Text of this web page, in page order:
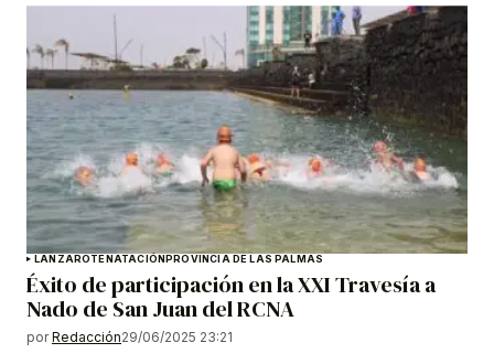
LANZAROTENATACIÓNPROVINCIA DE LAS PALMAS
Éxito de participación en la XXI Travesía a
Nado de San Juan del RCNA
por Redacción29/06/2025 23:21